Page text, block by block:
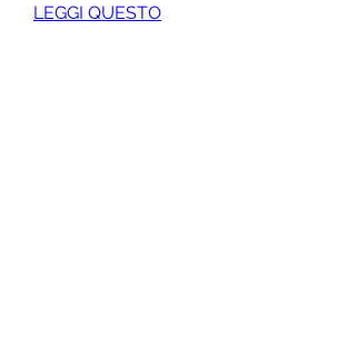
LEGGI QUESTO